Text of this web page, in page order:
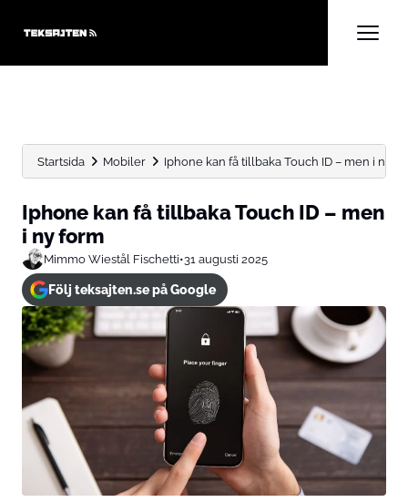
Startsida Mobiler Iphone kan få tillbaka Touch ID – men i ny...
Iphone kan få tillbaka Touch ID – men
i ny form
Mimmo Wiestål Fischetti•31 augusti 2025
Följ teksajten.se på Google